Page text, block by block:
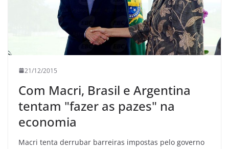
21/12/2015
Com Macri, Brasil e Argentina
tentam "fazer as pazes" na
economia
Macri tenta derrubar barreiras impostas pelo governo